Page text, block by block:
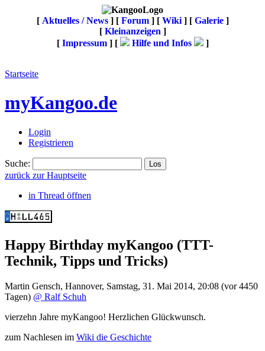
[ Aktuelles / News] [ Forum] [ Wiki] [ Galerie]
[ Kleinanzeigen ]
[ Impressum] [ Hilfe und Infos ]
Startseite
myKangoo.de
Login
Registrieren
Suche:
zurück zur Hauptseite
in Thread öffnen
Happy Birthday myKangoo (TTT-
Technik, Tipps und Tricks)
Martin Gensch, Hannover, Samstag, 31. Mai 2014, 20:08 (vor 4450
Tagen) @ Ralf Schuh
vierzehn Jahre myKangoo! Herzlichen Glückwunsch.
zum Nachlesen im Wiki die Geschichte